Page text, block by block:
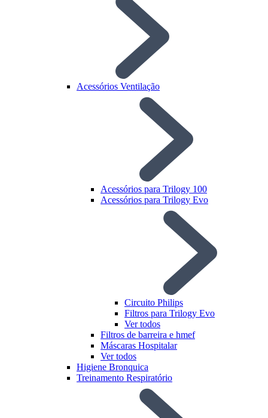
Acessórios Ventilação
Acessórios para Trilogy 100
Acessórios para Trilogy Evo
Circuito Philips
Filtros para Trilogy Evo
Ver todos
Filtros de barreira e hmef
Máscaras Hospitalar
Ver todos
Higiene Bronquica
Treinamento Respiratório